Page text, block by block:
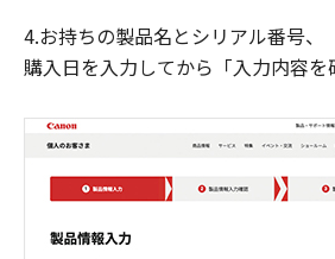
4.お持ちの製品名とシリアル番号、
購入日を入力してから「入力内容